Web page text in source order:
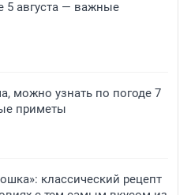
5 августа — важные
можно узнать по погоде 7
приметы
классический рецепт